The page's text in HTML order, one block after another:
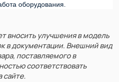
оборудования.
вносить улучшения в модель
в документации. Внешний вид
поставляемого в
соответствовать
сайте.